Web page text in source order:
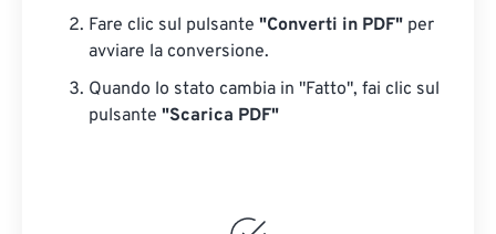
Fare clic sul pulsante "Converti in PDF" per
avviare la conversione.
Quando lo stato cambia in "Fatto", fai clic sul
pulsante "Scarica PDF"